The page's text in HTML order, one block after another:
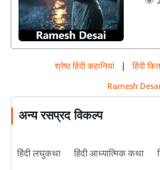
श्रेष्ठ हिंदी कहानियां | हिंदी
Ramesh
अन्य रसप्रद विकल्प
हिंदी लघुकथा हिंदी आध्यात्मिक कथा